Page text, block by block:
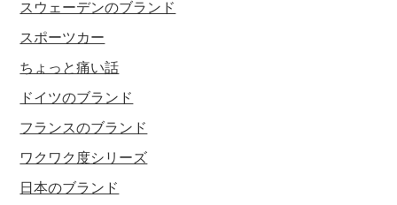
スウェーデンのブランド
スポーツカー
ちょっと痛い話
ドイツのブランド
フランスのブランド
ワクワク度シリーズ
日本のブランド